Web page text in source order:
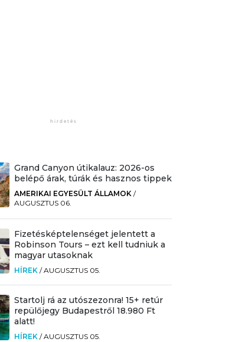
Grand Canyon útikalauz: 2026-os
belépő árak, túrák és hasznos tippek
AMERIKAI EGYESÜLT ÁLLAMOK /
AUGUSZTUS 06.
Fizetésképtelenséget jelentett a
Robinson Tours – ezt kell tudniuk a
magyar utasoknak
HÍREK /AUGUSZTUS 05.
Startolj rá az utószezonra! 15+ retúr
repülőjegy Budapestről 18.980 Ft
alatt!
HÍREK /AUGUSZTUS 05.